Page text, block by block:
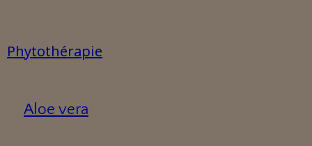
Phytothérapie
Aloe vera